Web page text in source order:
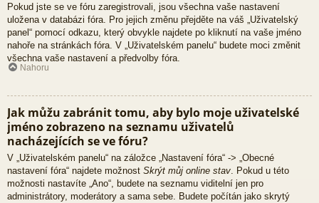
Pokud jste se ve fóru zaregistrovali, jsou všechna vaše nastavení
uložena v databázi fóra. Pro jejich změnu přejděte na váš „Uživatelský
panel“ pomocí odkazu, který obvykle najdete po kliknutí na vaše jméno
nahoře na stránkách fóra. V „Uživatelském panelu“ budete moci změnit
všechna vaše nastavení a předvolby fóra.
Nahoru
Jak můžu zabránit tomu, aby bylo moje uživatelské
jméno zobrazeno na seznamu uživatelů
nacházejících se ve fóru?
V „Uživatelském panelu“ na záložce „Nastavení fóra“ -> „Obecné
nastavení fóra“ najdete možnost Skrýt můj online stav. Pokud u této
možnosti nastavíte „Ano“, budete na seznamu viditelní jen pro
administrátory, moderátory a sama sebe. Budete počítán jako skrytý